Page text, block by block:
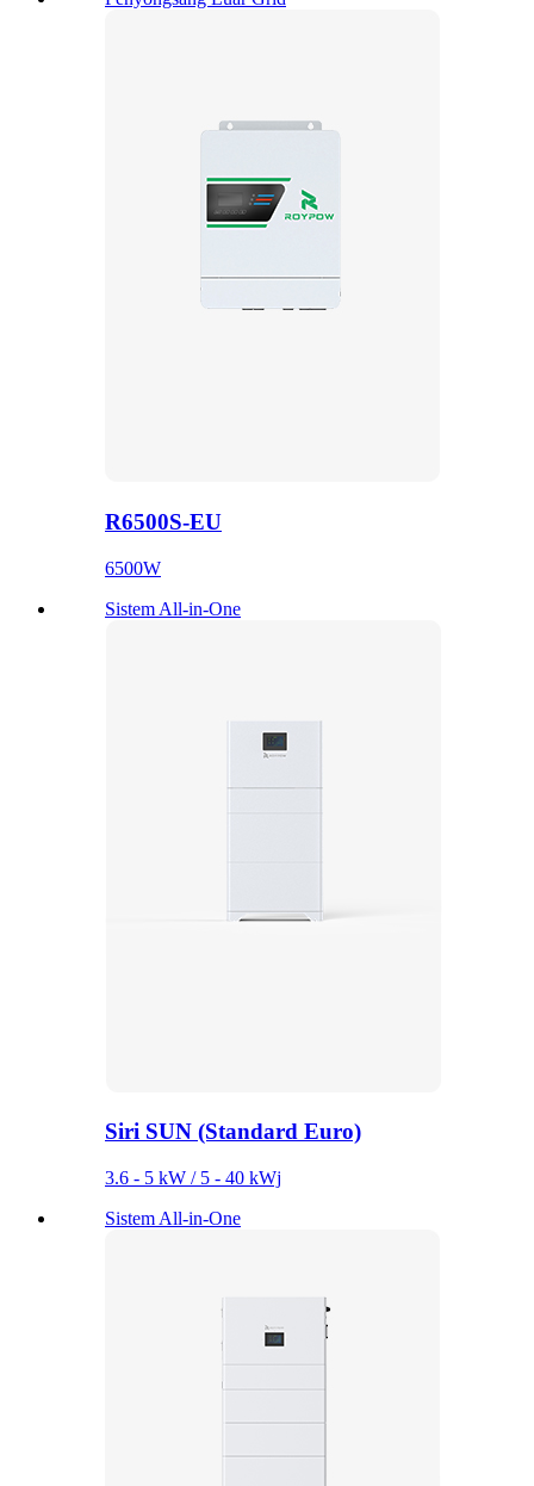
R6500S-EU
6500W
Sistem All-in-One
Siri SUN (Standard Euro)
3.6 - 5 kW / 5 - 40 kWj
Sistem All-in-One